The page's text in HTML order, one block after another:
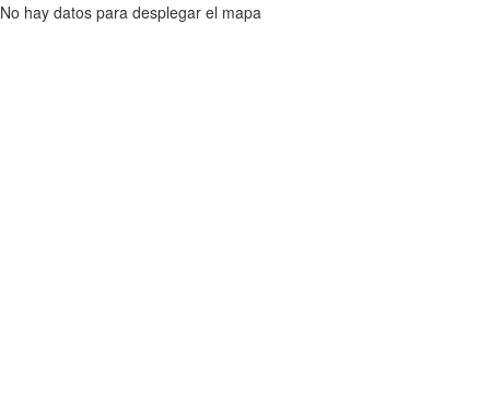
No hay datos para desplegar el mapa